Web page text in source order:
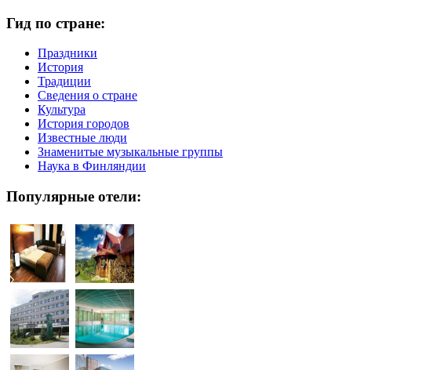
Гид по стране:
Праздники
История
Традиции
Cведения о стране
Культура
История городов
Известные люди
Знаменитые музыкальные группы
Наука в Финляндии
Популярные отели: